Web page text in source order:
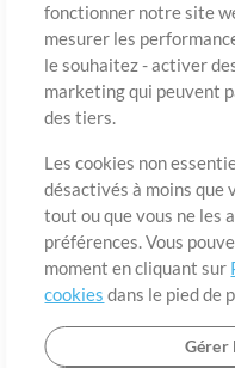
fonctionner notre site
mesurer les
le souhaitez - activer
marketing qui peuvent
des tiers.
Les cookies non
désactivés à moins que
tout ou que vous ne les
préférences. Vous
moment en cliquant sur
cookies dans le pied de
Gérer
S’inscrireMot de passe
matière
©2006-2026 par